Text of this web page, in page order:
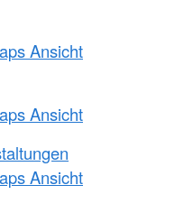
Ansicht
Ansicht
Ansicht